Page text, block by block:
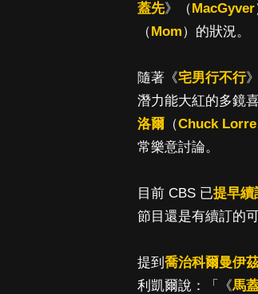
蓋先》（MacGyver
（Mom）的狀況。
隨著《宅男行不行
潛力能大紅的多鏡
洛爾 （Chuck Lorre
常樂意討論。
目前 CBS 已提早續
節目還是有續訂的可
提到 喬治科爾曼伊
利凱爾說：「《馬